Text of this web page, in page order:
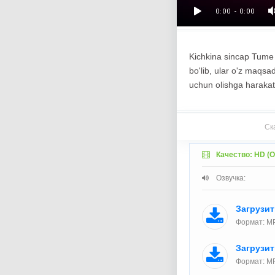
Kichkina sincap
bo'lib, ular o'z
uchun olishga
Качество: HD
Озвучка:
Формат:
Формат: